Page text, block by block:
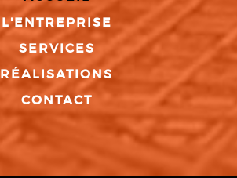
L'ENTREPRISE
SERVICES
RÉALISATIONS
CONTACT